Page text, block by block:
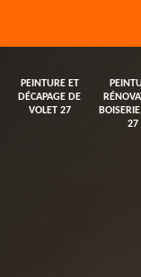
PEINTURE ET
DÉCAPAGE DE
VOLET 27
27